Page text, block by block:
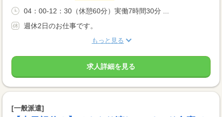
04：00-12：30（休憩60分）実働7時間30分 ...
週休2日のお仕事です。
もっと見る
求人詳細を見る
[一般派遣]